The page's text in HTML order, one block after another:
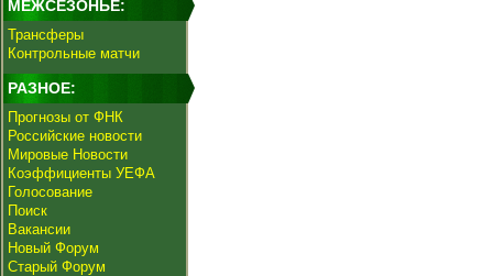
МЕЖСЕЗОНЬЕ:
Трансферы
Контрольные матчи
РАЗНОЕ:
Прогнозы от ФНК
Российские новости
Мировые Новости
Коэффициенты УЕФА
Голосование
Поиск
Вакансии
Новый Форум
Старый Форум